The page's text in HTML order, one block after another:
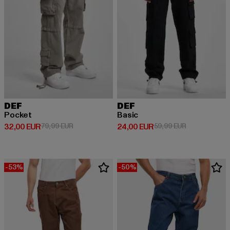
DEF
Pocket
32,00 EUR
Derzeitiger Preis: 32,00 EUR
79,99 EURAktionspreis: 79,99 EUR
DEF
Basic
24,00 EUR
Derzeitiger Preis: 24,00 EUR
59,99 EURAktionspreis:
-53% -50%